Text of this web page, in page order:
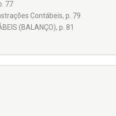
77
Contábeis, p. 79
(BALANÇO), p. 81